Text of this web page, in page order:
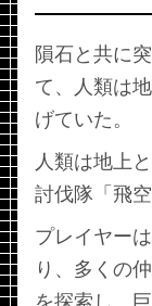
隕石と共に
て、人類は
げていた。
人類は地上
討伐隊「飛
プレイヤー
り、多くの